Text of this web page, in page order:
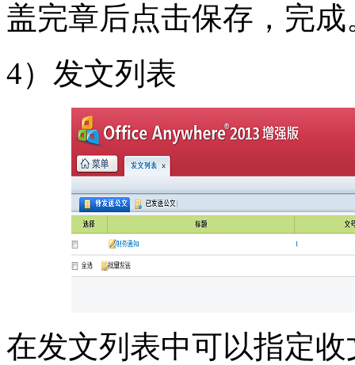
盖完章后点击保存，完
4）发文列表
在发文列表中可以指定